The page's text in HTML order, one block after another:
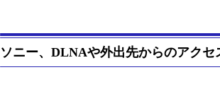
ソニー、DLNAや外出先からのアク